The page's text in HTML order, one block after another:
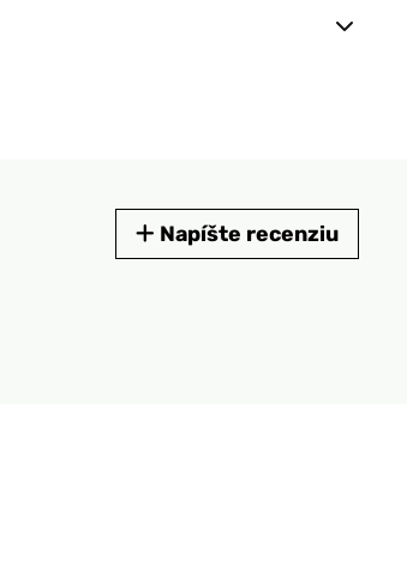
Napíšte recenziu